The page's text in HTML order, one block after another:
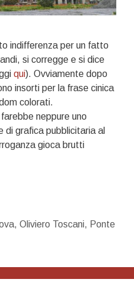
indifferenza per un fatto
si corregge e si dice
qui). Ovviamente dopo
insorti per la frase cinica
colorati.
neppure uno
di grafica pubblicitaria al
gioca brutti
, Oliviero Toscani, Ponte